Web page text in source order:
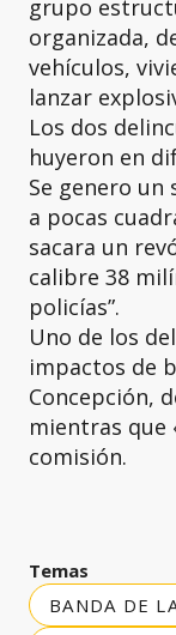
grupo
organizada,
vehículos,
lanzar
Los dos
huyeron en
Se genero
a pocas
sacara un
calibre 38
policías”.
Uno de los
impactos de
Concepción,
mientras que
comisión.
Temas
BANDA DE